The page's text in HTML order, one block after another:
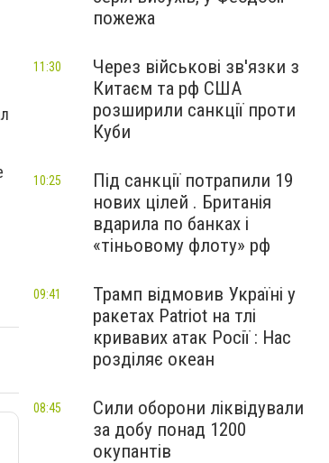
пожежа
Через військові зв'язки з
Китаєм та рф США
розширили санкції проти
Куби
11:30
Під санкції потрапили 19
нових цілей . Британія
вдарила по банках і
«тіньовому флоту» рф
10:25
Трамп відмовив Україні у
ракетах Patriot на тлі
кривавих атак Росії : Нас
розділяє океан
09:41
Сили оборони ліквідували
за добу понад 1200
окупантів
08:45